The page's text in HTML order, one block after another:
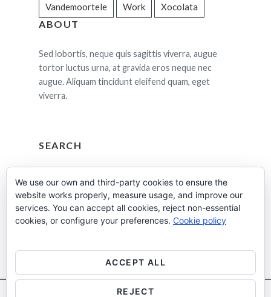
Vandemoortele Work Xocolata
ABOUT
Sed lobortis, neque quis sagittis viverra, augue
tortor luctus urna, at gravida eros neque nec
augue. Aliquam tincidunt eleifend quam, eget
viverra.
SEARCH
Utilitzem cookies pròpies i de tercers per a fins analítics.
We use our own and third-party cookies to ensure the
website works properly, measure usage, and improve our
services. You can accept all cookies, reject non-essential
cookies, or configure your preferences. Cookie policy
ACCEPT ALL
REJECT